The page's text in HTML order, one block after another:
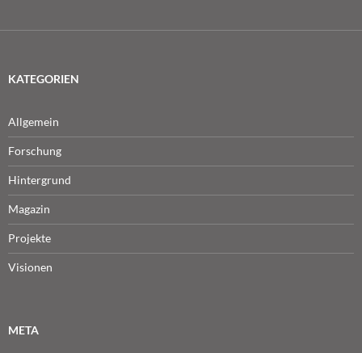
KATEGORIEN
Allgemein
Forschung
Hintergrund
Magazin
Projekte
Visionen
META